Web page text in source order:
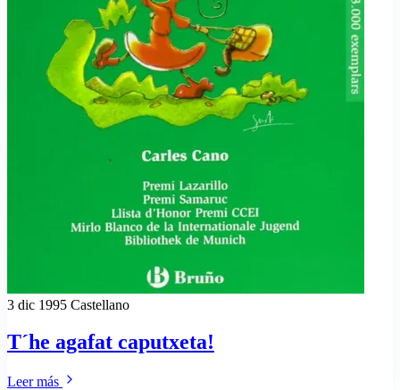
3 dic 1995 Castellano
T´he agafat caputxeta!
Leer más